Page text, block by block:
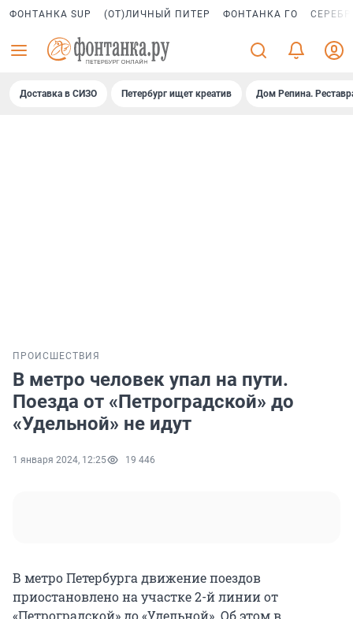
ФОНТАНКА SUP (ОТ)ЛИЧНЫЙ ПИТЕР ФОНТАНКА ГО
Доставка в СИЗО Петербург ищет креатив Дом Репина.
ПРОИСШЕСТВИЯ
В метро человек упал на пути.
Поезда от «Петроградской» до
«Удельной» не идут
1 января 2024, 12:25 19 446
В метро Петербурга движение поездов
приостановлено на участке 2-й линии от
«Петроградской» до «Удельной». Об этом в